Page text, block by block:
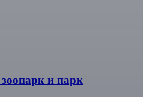
и парк